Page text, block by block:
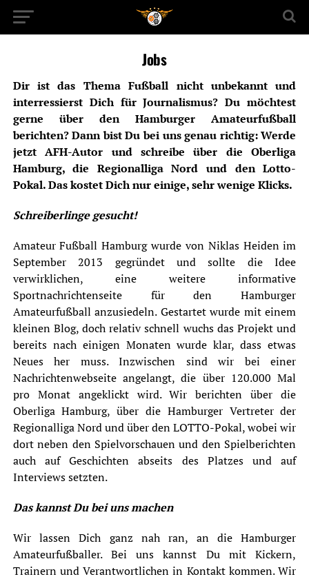
Jobs
Dir ist das Thema Fußball nicht unbekannt und
interressierst Dich für Journalismus? Du möchtest
gerne über den Hamburger Amateurfußball
berichten? Dann bist Du bei uns genau richtig: Werde
jetzt AFH-Autor und schreibe über die Oberliga
Hamburg, die Regionalliga Nord und den Lotto-
Pokal. Das kostet Dich nur einige, sehr wenige Klicks.
Schreiberlinge gesucht!
Amateur Fußball Hamburg wurde von Niklas Heiden im
September 2013 gegründet und sollte die Idee
verwirklichen, eine weitere informative
Sportnachrichtenseite für den Hamburger
Amateurfußball anzusiedeln. Gestartet wurde mit einem
kleinen Blog, doch relativ schnell wuchs das Projekt und
bereits nach einigen Monaten wurde klar, dass etwas
Neues her muss. Inzwischen sind wir bei einer
Nachrichtenwebseite angelangt, die über 120.000 Mal
pro Monat angeklickt wird. Wir berichten über die
Oberliga Hamburg, über die Hamburger Vertreter der
Regionalliga Nord und über den LOTTO-Pokal, wobei wir
dort neben den Spielvorschauen und den Spielberichten
auch auf Geschichten abseits des Platzes und auf
Interviews setzten.
Das kannst Du bei uns machen
Wir lassen Dich ganz nah ran, an die Hamburger
Amateurfußballer. Bei uns kannst Du mit Kickern,
Trainern und Verantwortlichen in Kontakt kommen. Wir